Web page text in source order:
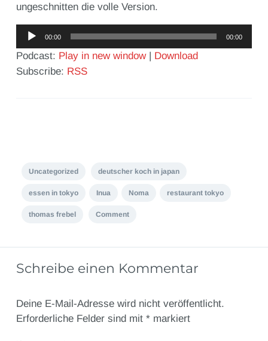
ungeschnitten die volle Version.
Audio-
Player
00:00 00:00
Podcast: Play in new window| Download
Subscribe: RSS
Uncategorized deutscher koch in japan
essen in tokyo Inua Noma restaurant tokyo
thomas frebel Comment
Schreibe einen Kommentar
Deine E-Mail-Adresse wird nicht veröffentlicht.
Erforderliche Felder sind mit *markiert